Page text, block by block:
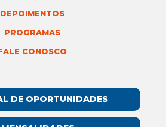
DEPOIMENTOS
PROGRAMAS
CONOSCO
DE OPORTUNIDADES